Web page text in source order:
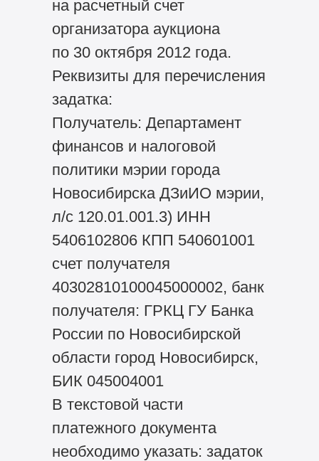
на расчетный счет
организатора аукциона
по 30 октября 2012 года.
Реквизиты для перечисления
задатка:
Получатель: Департамент
финансов и налоговой
политики мэрии города
Новосибирска ДЗиИО мэрии,
л/с 120.01.001.3) ИНН
5406102806 КПП 540601001
счет получателя
40302810100045000002, банк
получателя: ГРКЦ ГУ Банка
России по Новосибирской
области город Новосибирск,
БИК 045004001
В текстовой части
платежного документа
необходимо указать: задаток